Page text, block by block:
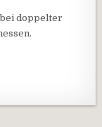
doppelter